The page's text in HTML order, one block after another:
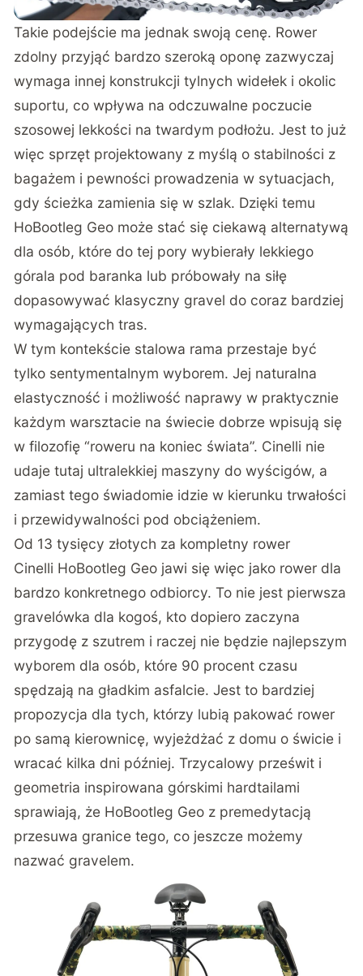
Takie podejście ma jednak swoją cenę. Rower
zdolny przyjąć bardzo szeroką oponę zazwyczaj
wymaga innej konstrukcji tylnych widełek i okolic
suportu, co wpływa na odczuwalne poczucie
szosowej lekkości na twardym podłożu. Jest to już
więc sprzęt projektowany z myślą o stabilności z
bagażem i pewności prowadzenia w sytuacjach,
gdy ścieżka zamienia się w szlak. Dzięki temu
HoBootleg Geo może stać się ciekawą alternatywą
dla osób, które do tej pory wybierały lekkiego
górala pod baranka lub próbowały na siłę
dopasowywać klasyczny gravel do coraz bardziej
wymagających tras.
W tym kontekście stalowa rama przestaje być
tylko sentymentalnym wyborem. Jej naturalna
elastyczność i możliwość naprawy w praktycznie
każdym warsztacie na świecie dobrze wpisują się
w filozofię “roweru na koniec świata”. Cinelli nie
udaje tutaj ultralekkiej maszyny do wyścigów, a
zamiast tego świadomie idzie w kierunku trwałości
i przewidywalności pod obciążeniem.
Od 13 tysięcy złotych za kompletny rower
Cinelli HoBootleg Geo jawi się więc jako rower dla
bardzo konkretnego odbiorcy. To nie jest pierwsza
gravelówka dla kogoś, kto dopiero zaczyna
przygodę z szutrem i raczej nie będzie najlepszym
wyborem dla osób, które 90 procent czasu
spędzają na gładkim asfalcie. Jest to bardziej
propozycja dla tych, którzy lubią pakować rower
po samą kierownicę, wyjeżdżać z domu o świcie i
wracać kilka dni później. Trzycalowy prześwit i
geometria inspirowana górskimi hardtailami
sprawiają, że HoBootleg Geo z premedytacją
przesuwa granice tego, co jeszcze możemy
nazwać gravelem.